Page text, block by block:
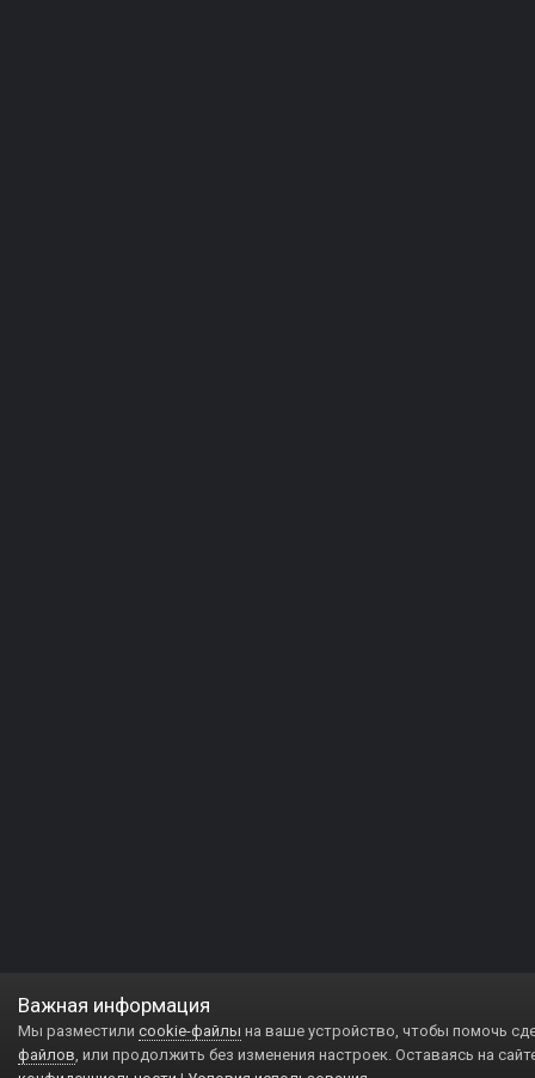
Важная информация
Мы разместили cookie-файлы на ваше устройство, чтобы помочь
файлов, или продолжить без изменения настроек. Оставаясь на